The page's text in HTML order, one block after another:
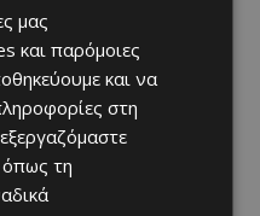
μας
και παρόμοιες
και να
στη
τη